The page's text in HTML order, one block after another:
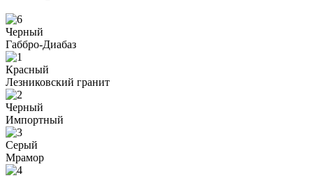
Черный
Габбро-Диабаз
Красный
Лезниковский гранит
Черный
Импортный
Серый
Мрамор